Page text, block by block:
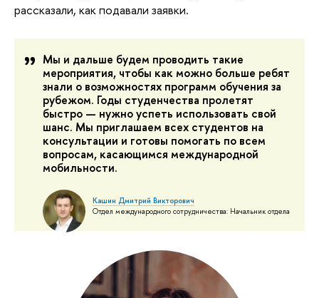
рассказали, как подавали заявки.
Мы и дальше будем проводить такие
мероприятия, чтобы как можно больше ребят
знали о возможностях программ обучения за
рубежом. Годы студенчества пролетят
быстро — нужно успеть использовать свой
шанс. Мы приглашаем всех студентов на
консультации и готовы помогать по всем
вопросам, касающимся международной
мобильности.
Кашин Дмитрий Викторович
Отдел международного сотрудничества: Начальник отдела